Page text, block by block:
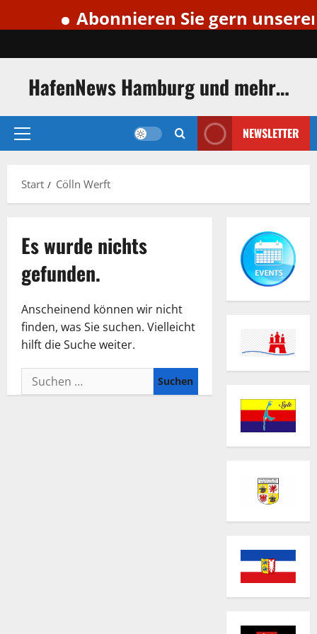
Abonnieren Sie gern unseren
Inhalt
HafenNews Hamburg und mehr…
Primäres
NEWSLETTER
Start Cölln Werft
Es wurde nichts
gefunden.
Anscheinend können wir nicht
finden, was Sie suchen. Vielleicht
hilft die Suche weiter.
Suchen
nach: